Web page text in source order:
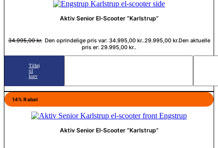
Aktiv Senior El‑Scooter “Karlstrup”
34.995,00kr. Den oprindelige pris var: 34.995,00 kr..29.995,00 kr.Den aktuelle
pris er: 29.995,00 kr..
Tilføj
til
kurv
14% Rabat
Aktiv Senior El‑Scooter “Karlstrup”